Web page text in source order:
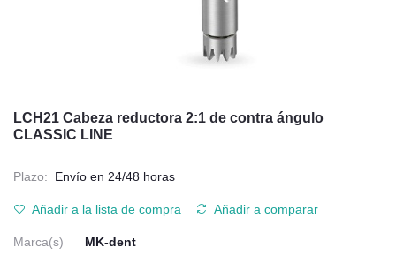
LCH21 Cabeza reductora 2:1 de contra ángulo
CLASSIC LINE
Plazo: Envío en 24/48 horas
Añadir a la lista de compra Añadir a comparar
Marca(s) MK-dent